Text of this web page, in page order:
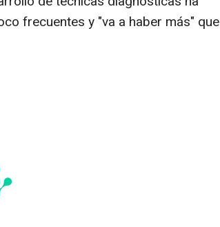
frecuentes y "va a haber más" que